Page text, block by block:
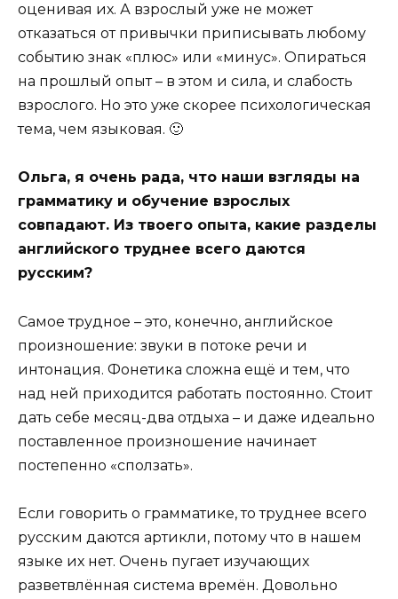
оценивая их. А взрослый уже не может
отказаться от привычки приписывать любому
событию знак «плюс» или «минус». Опираться
на прошлый опыт – в этом и сила, и слабость
взрослого. Но это уже скорее психологическая
тема, чем языковая. 🙂
Ольга, я очень рада, что наши взгляды на
грамматику и обучение взрослых
совпадают. Из твоего опыта, какие разделы
английского труднее всего даются
русским?
Самое трудное – это, конечно, английское
произношение: звуки в потоке речи и
интонация. Фонетика сложна ещё и тем, что
над ней приходится работать постоянно. Стоит
дать себе месяц-два отдыха – и даже идеально
поставленное произношение начинает
постепенно «сползать».
Если говорить о грамматике, то труднее всего
русским даются артикли, потому что в нашем
языке их нет. Очень пугает изучающих
разветвлённая система времён. Довольно